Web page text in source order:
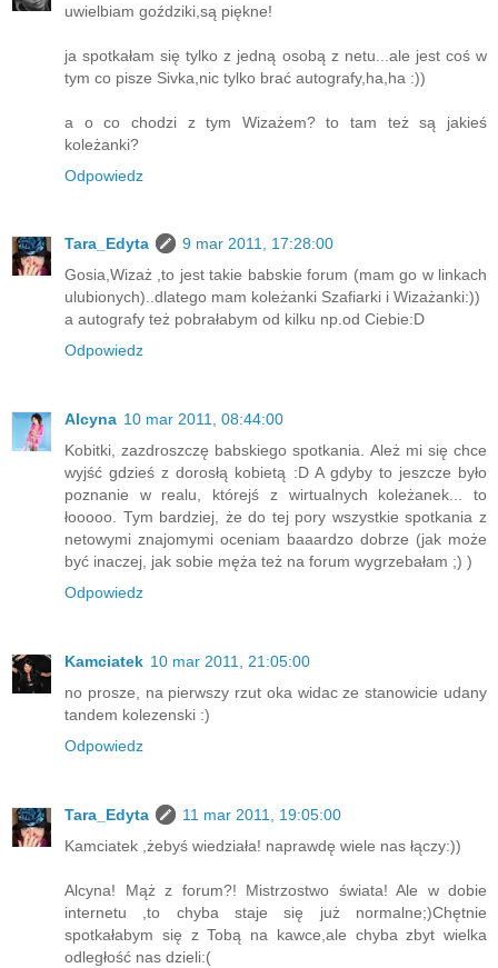
uwielbiam goździki,są piękne!
ja spotkałam się tylko z jedną osobą z netu...ale jest coś w
tym co pisze Sivka,nic tylko brać autografy,ha,ha :))
a o co chodzi z tym Wizażem? to tam też są jakieś
koleżanki?
Odpowiedz
Tara_Edyta
9 mar 2011, 17:28:00
Gosia,Wizaż ,to jest takie babskie forum (mam go w linkach
ulubionych)..dlatego mam koleżanki Szafiarki i Wizażanki:))
a autografy też pobrałabym od kilku np.od Ciebie:D
Odpowiedz
Alcyna 10 mar 2011, 08:44:00
Kobitki, zazdroszczę babskiego spotkania. Ależ mi się chce
wyjść gdzieś z dorosłą kobietą :D A gdyby to jeszcze było
poznanie w realu, którejś z wirtualnych koleżanek... to
łooooo. Tym bardziej, że do tej pory wszystkie spotkania z
netowymi znajomymi oceniam baaardzo dobrze (jak może
być inaczej, jak sobie męża też na forum wygrzebałam ;) )
Odpowiedz
Kamciatek 10 mar 2011, 21:05:00
no prosze, na pierwszy rzut oka widac ze stanowicie udany
tandem kolezenski :)
Odpowiedz
Tara_Edyta
11 mar 2011, 19:05:00
Kamciatek ,żebyś wiedziała! naprawdę wiele nas łączy:))
Alcyna! Mąż z forum?! Mistrzostwo świata! Ale w dobie
internetu ,to chyba staje się już normalne;)Chętnie
spotkałabym się z Tobą na kawce,ale chyba zbyt wielka
odległość nas dzieli:(